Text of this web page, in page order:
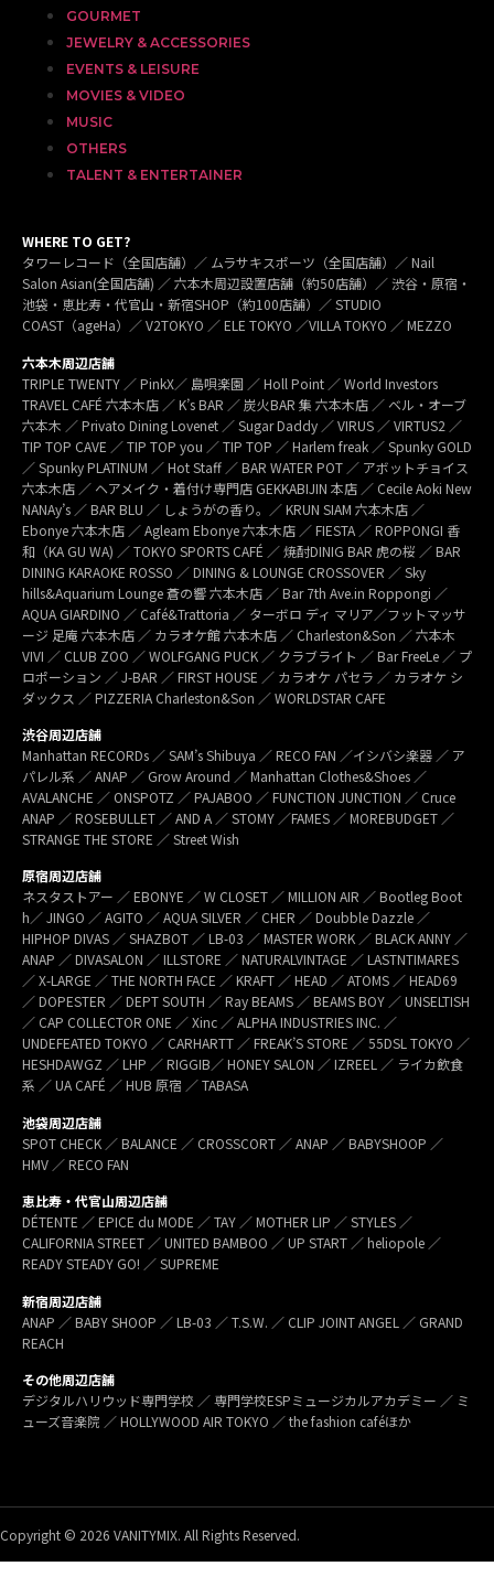
GOURMET
JEWELRY & ACCESSORIES
EVENTS & LEISURE
MOVIES & VIDEO
MUSIC
OTHERS
TALENT & ENTERTAINER
WHERE TO GET?
タワーレコード（全国店舗）／ ムラサキスポーツ（全国店舗）／ Nail
Salon Asian(全国店舗) ／ 六本木周辺設置店舗（約50店舗）／ 渋谷・原宿・
池袋・恵比寿・代官山・新宿SHOP（約100店舗）／ STUDIO
COAST（ageHa）／ V2TOKYO ／ ELE TOKYO ／VILLA TOKYO ／ MEZZO
六本木周辺店舗
TRIPLE TWENTY ／ PinkX／ 島唄楽園 ／ Holl Point ／ World Investors
TRAVEL CAFÉ 六本木店 ／ K’s BAR ／ 炭火BAR 集 六本木店 ／ ベル・オーブ
六本木 ／ Privato Dining Lovenet ／ Sugar Daddy ／ VIRUS ／ VIRTUS2 ／
TIP TOP CAVE ／ TIP TOP you ／ TIP TOP ／ Harlem freak ／ Spunky GOLD
／ Spunky PLATINUM ／ Hot Staff ／ BAR WATER POT ／ アボットチョイス
六本木店 ／ ヘアメイク・着付け専門店 GEKKABIJIN 本店 ／ Cecile Aoki New
NANAy’s ／ BAR BLU ／ しょうがの香り。／ KRUN SIAM 六本木店 ／
Ebonye 六本木店 ／ Agleam Ebonye 六本木店 ／ FIESTA ／ ROPPONGI 香
和（KA GU WA) ／ TOKYO SPORTS CAFÉ ／ 焼酎DINIG BAR 虎の桜 ／ BAR
DINING KARAOKE ROSSO ／ DINING & LOUNGE CROSSOVER ／ Sky
hills&Aquarium Lounge 蒼の響 六本木店 ／ Bar 7th Ave.in Roppongi ／
AQUA GIARDINO ／ Café&Trattoria ／ ターボロ ディ マリア／フットマッサ
ージ 足庵 六本木店 ／ カラオケ館 六本木店 ／ Charleston&Son ／ 六本木
VIVI ／ CLUB ZOO ／ WOLFGANG PUCK ／ クラブライト ／ Bar FreeLe ／ プ
ロポーション ／ J-BAR ／ FIRST HOUSE ／ カラオケ パセラ ／ カラオケ シ
ダックス ／ PIZZERIA Charleston&Son ／ WORLDSTAR CAFE
渋谷周辺店舗
Manhattan RECORDs ／ SAM’s Shibuya ／ RECO FAN ／イシバシ楽器 ／ ア
パレル系 ／ ANAP ／ Grow Around ／ Manhattan Clothes&Shoes ／
AVALANCHE ／ ONSPOTZ ／ PAJABOO ／ FUNCTION JUNCTION ／ Cruce
ANAP ／ ROSEBULLET ／ AND A ／ STOMY ／FAMES ／ MOREBUDGET ／
STRANGE THE STORE ／ Street Wish
原宿周辺店舗
ネスタストアー ／ EBONYE ／ W CLOSET ／ MILLION AIR ／ Bootleg Boot
h／ JINGO ／ AGITO ／ AQUA SILVER ／ CHER ／ Doubble Dazzle ／
HIPHOP DIVAS ／ SHAZBOT ／ LB-03 ／ MASTER WORK ／ BLACK ANNY ／
ANAP ／ DIVASALON ／ ILLSTORE ／ NATURALVINTAGE ／ LASTNTIMARES
／ X-LARGE ／ THE NORTH FACE ／ KRAFT ／ HEAD ／ ATOMS ／ HEAD69
／ DOPESTER ／ DEPT SOUTH ／ Ray BEAMS ／ BEAMS BOY ／ UNSELTISH
／ CAP COLLECTOR ONE ／ Xinc ／ ALPHA INDUSTRIES INC. ／
UNDEFEATED TOKYO ／ CARHARTT ／ FREAK’S STORE ／ 55DSL TOKYO ／
HESHDAWGZ ／ LHP ／ RIGGIB／ HONEY SALON ／ IZREEL ／ ライカ飲食
系 ／ UA CAFÉ ／ HUB 原宿 ／ TABASA
池袋周辺店舗
SPOT CHECK ／ BALANCE ／ CROSSCORT ／ ANAP ／ BABYSHOOP ／
HMV ／ RECO FAN
恵比寿・代官山周辺店舗
DÉTENTE ／ EPICE du MODE ／ TAY ／ MOTHER LIP ／ STYLES ／
CALIFORNIA STREET ／ UNITED BAMBOO ／ UP START ／ heliopole ／
READY STEADY GO! ／ SUPREME
新宿周辺店舗
ANAP ／ BABY SHOOP ／ LB-03 ／ T.S.W. ／ CLIP JOINT ANGEL ／ GRAND
REACH
その他周辺店舗
デジタルハリウッド専門学校 ／ 専門学校ESPミュージカルアカデミー ／ ミ
ューズ音楽院 ／ HOLLYWOOD AIR TOKYO ／ the fashion caféほか
Copyright © 2026 VANITYMIX. All Rights Reserved.